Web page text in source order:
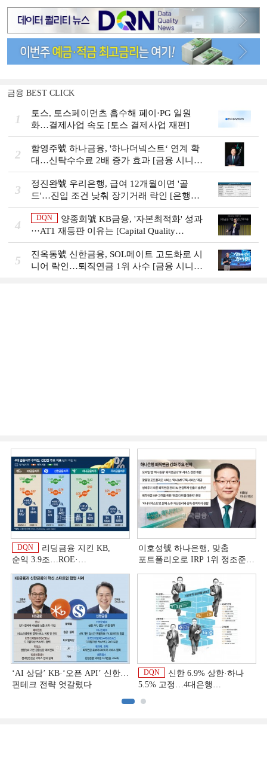
금융 BEST CLICK
1
토스, 토스페이먼츠 흡수해 페이·PG 일원
화…결제사업 속도 [토스 결제사업 재편]
2
함영주號 하나금융, '하나더넥스트‘ 연계 확
대…신탁수수료 2배 증가 효과 [금융 시니어
비즈니스 돋보기]
3
정진완號 우리은행, 급여 12개월이면 '골
드'…진입 조건 낮춰 장기거래 락인 [은행권
머니무브 대응 전략]
4
DQN
양종희號 KB금융, '자본최적화' 성과
···AT1 재등판 이유는 [Capital Quality
Review]]
5
진옥동號 신한금융, SOL메이트 고도화로 시
니어 락인…퇴직연금 1위 사수 [금융 시니어
DQN
리딩금융 지킨 KB,
순익 3.9조…ROE·
상반기 금융 리그테이블]
이호성號 하나은행, 맞춤
포트폴리오로 IRP 1위 정조준
‘AI 상담’ KB·‘오픈 API’ 신한…
핀테크 전략 엇갈렸다
DQN
신한 6.9% 상한·하나
5.5% 고정…4대은행